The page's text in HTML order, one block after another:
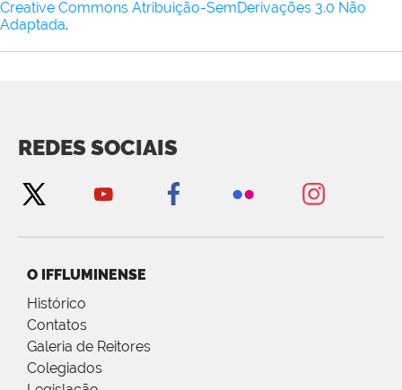
Creative Commons Atribuição-SemDerivações 3.0 Não
Adaptada.
REDES SOCIAIS
O IFFLUMINENSE
Histórico
Contatos
Galeria de Reitores
Colegiados